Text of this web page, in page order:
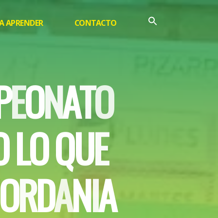
APRENDER CONTACTO
EONATO
LOQUE
RDANIA